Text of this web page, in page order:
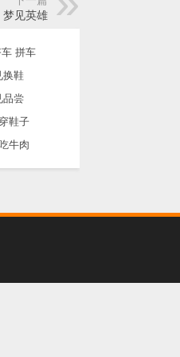
梦见英雄
拼车
换鞋
品尝
鞋子
牛肉